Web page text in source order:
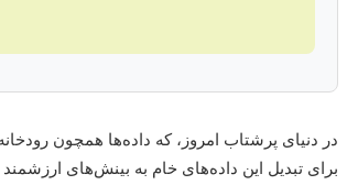
برای تبدیل این داده‌های خام به بینش‌های